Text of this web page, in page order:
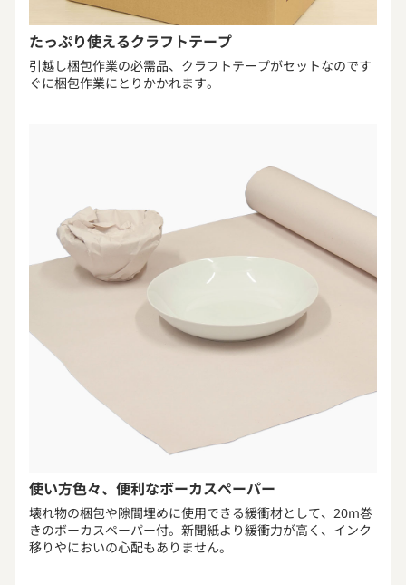
たっぷり使えるクラフトテープ
引越し梱包作業の必需品、クラフトテープがセットなのです
ぐに梱包作業にとりかかれます。
使い方色々、便利なボーカスペーパー
壊れ物の梱包や隙間埋めに使用できる緩衝材として、20m巻
きのボーカスペーパー付。新聞紙より緩衝力が高く、インク
移りやにおいの心配もありません。